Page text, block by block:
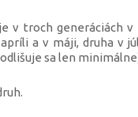
v troch generáciách
a v máji, druha v
sa len